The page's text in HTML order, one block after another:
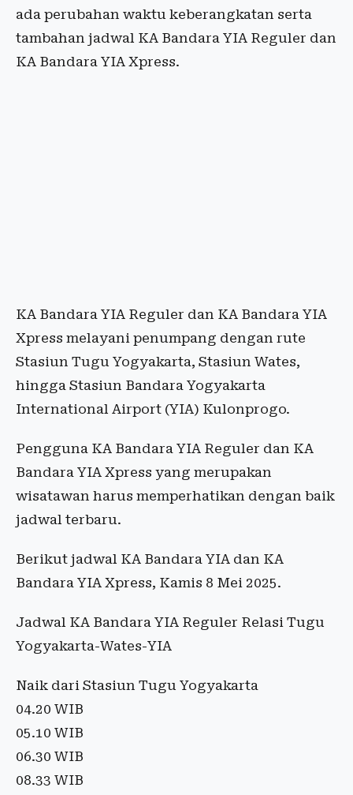
ada perubahan waktu keberangkatan serta
tambahan jadwal KA Bandara YIA Reguler dan
KA Bandara YIA Xpress.
KA Bandara YIA Reguler dan KA Bandara YIA
Xpress melayani penumpang dengan rute
Stasiun Tugu Yogyakarta, Stasiun Wates,
hingga Stasiun Bandara Yogyakarta
International Airport (YIA) Kulonprogo.
Pengguna KA Bandara YIA Reguler dan KA
Bandara YIA Xpress yang merupakan
wisatawan harus memperhatikan dengan baik
jadwal terbaru.
Berikut jadwal KA Bandara YIA dan KA
Bandara YIA Xpress, Kamis 8 Mei 2025.
Jadwal KA Bandara YIA Reguler Relasi Tugu
Yogyakarta-Wates-YIA
Naik dari Stasiun Tugu Yogyakarta
04.20 WIB
05.10 WIB
06.30 WIB
08.33 WIB